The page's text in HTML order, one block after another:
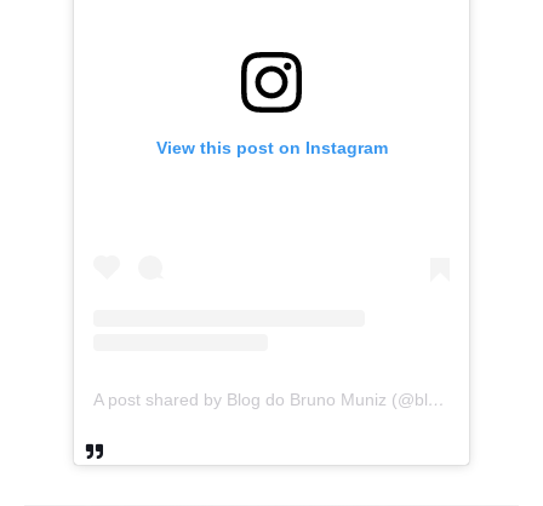
View this post on Instagram
A post shared by Blog do Bruno Muniz (@blogdobrunomuniz)